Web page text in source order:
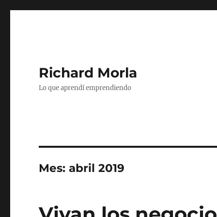
Richard Morla
Lo que aprendí emprendiendo
Mes:abril 2019